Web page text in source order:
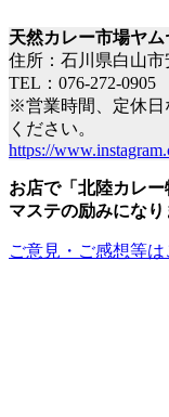
天然カレー市場ヤム
住所：石川県白山市
TEL：076-272-0905
※営業時間、定休日
ください。
https://
お店で「北陸カレー
マステの励みになり
ご意見・ご感想等は